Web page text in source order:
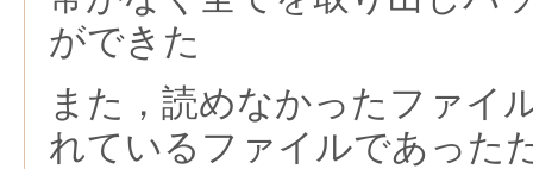
ができた
また，読めなかったファイ
れているファイルであった